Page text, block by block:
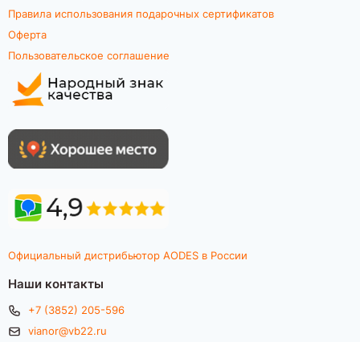
Правила использования подарочных сертификатов
Оферта
Пользовательское соглашение
Официальный дистрибьютор AODES в России
Наши контакты
+7 (3852) 205-596
vianor@vb22.ru